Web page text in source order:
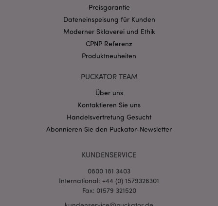
Preisgarantie
Dateneinspeisung für Kunden
Moderner Sklaverei und Ethik
CPNP Referenz
Produktneuheiten
PUCKATOR TEAM
Über uns
Kontaktieren Sie uns
Handelsvertretung Gesucht
Abonnieren Sie den Puckator-Newsletter
KUNDENSERVICE
0800 181 3403
International: +44 (0) 1579326301
Fax: 01579 321520
CookieScriptConsent
Datenschutzbestimmungen von Google